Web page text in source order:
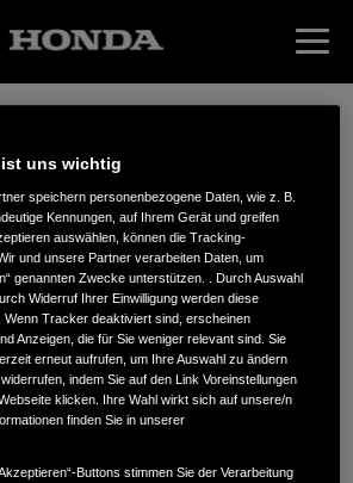
GMBH -
ist uns wichtig
speichern personenbezogene Daten, wie z. B.
Kennungen, auf Ihrem Gerät und greifen
auswählen, können die Tracking-
und unsere Partner verarbeiten Daten, um
genannten Zwecke unterstützen. . Durch Auswahl
Widerruf Ihrer Einwilligung werden diese
Wenn Tracker deaktiviert sind, erscheinen
Anzeigen, die für Sie weniger relevant sind. Sie
erneut aufrufen, um Ihre Auswahl zu ändern
indem Sie auf den Link Voreinstellungen
klicken. Ihre Wahl wirkt sich auf unsere/n
finden Sie in unserer
Buttons stimmen Sie der Verarbeitung